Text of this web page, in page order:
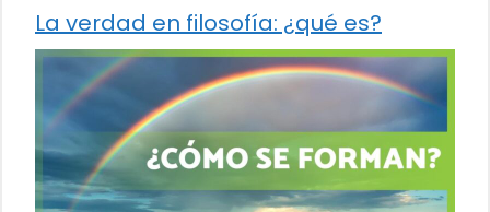
La verdad en filosofía: ¿qué es?